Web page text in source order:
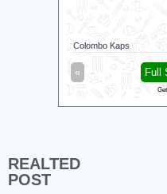
Colombo Kaps
« Full
REALTED
POST